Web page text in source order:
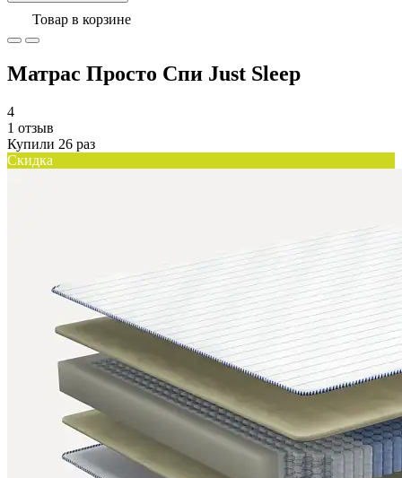
Товар в корзине
Матрас Просто Спи Just Sleep
4
1 отзыв
Купили 26 раз
Скидка